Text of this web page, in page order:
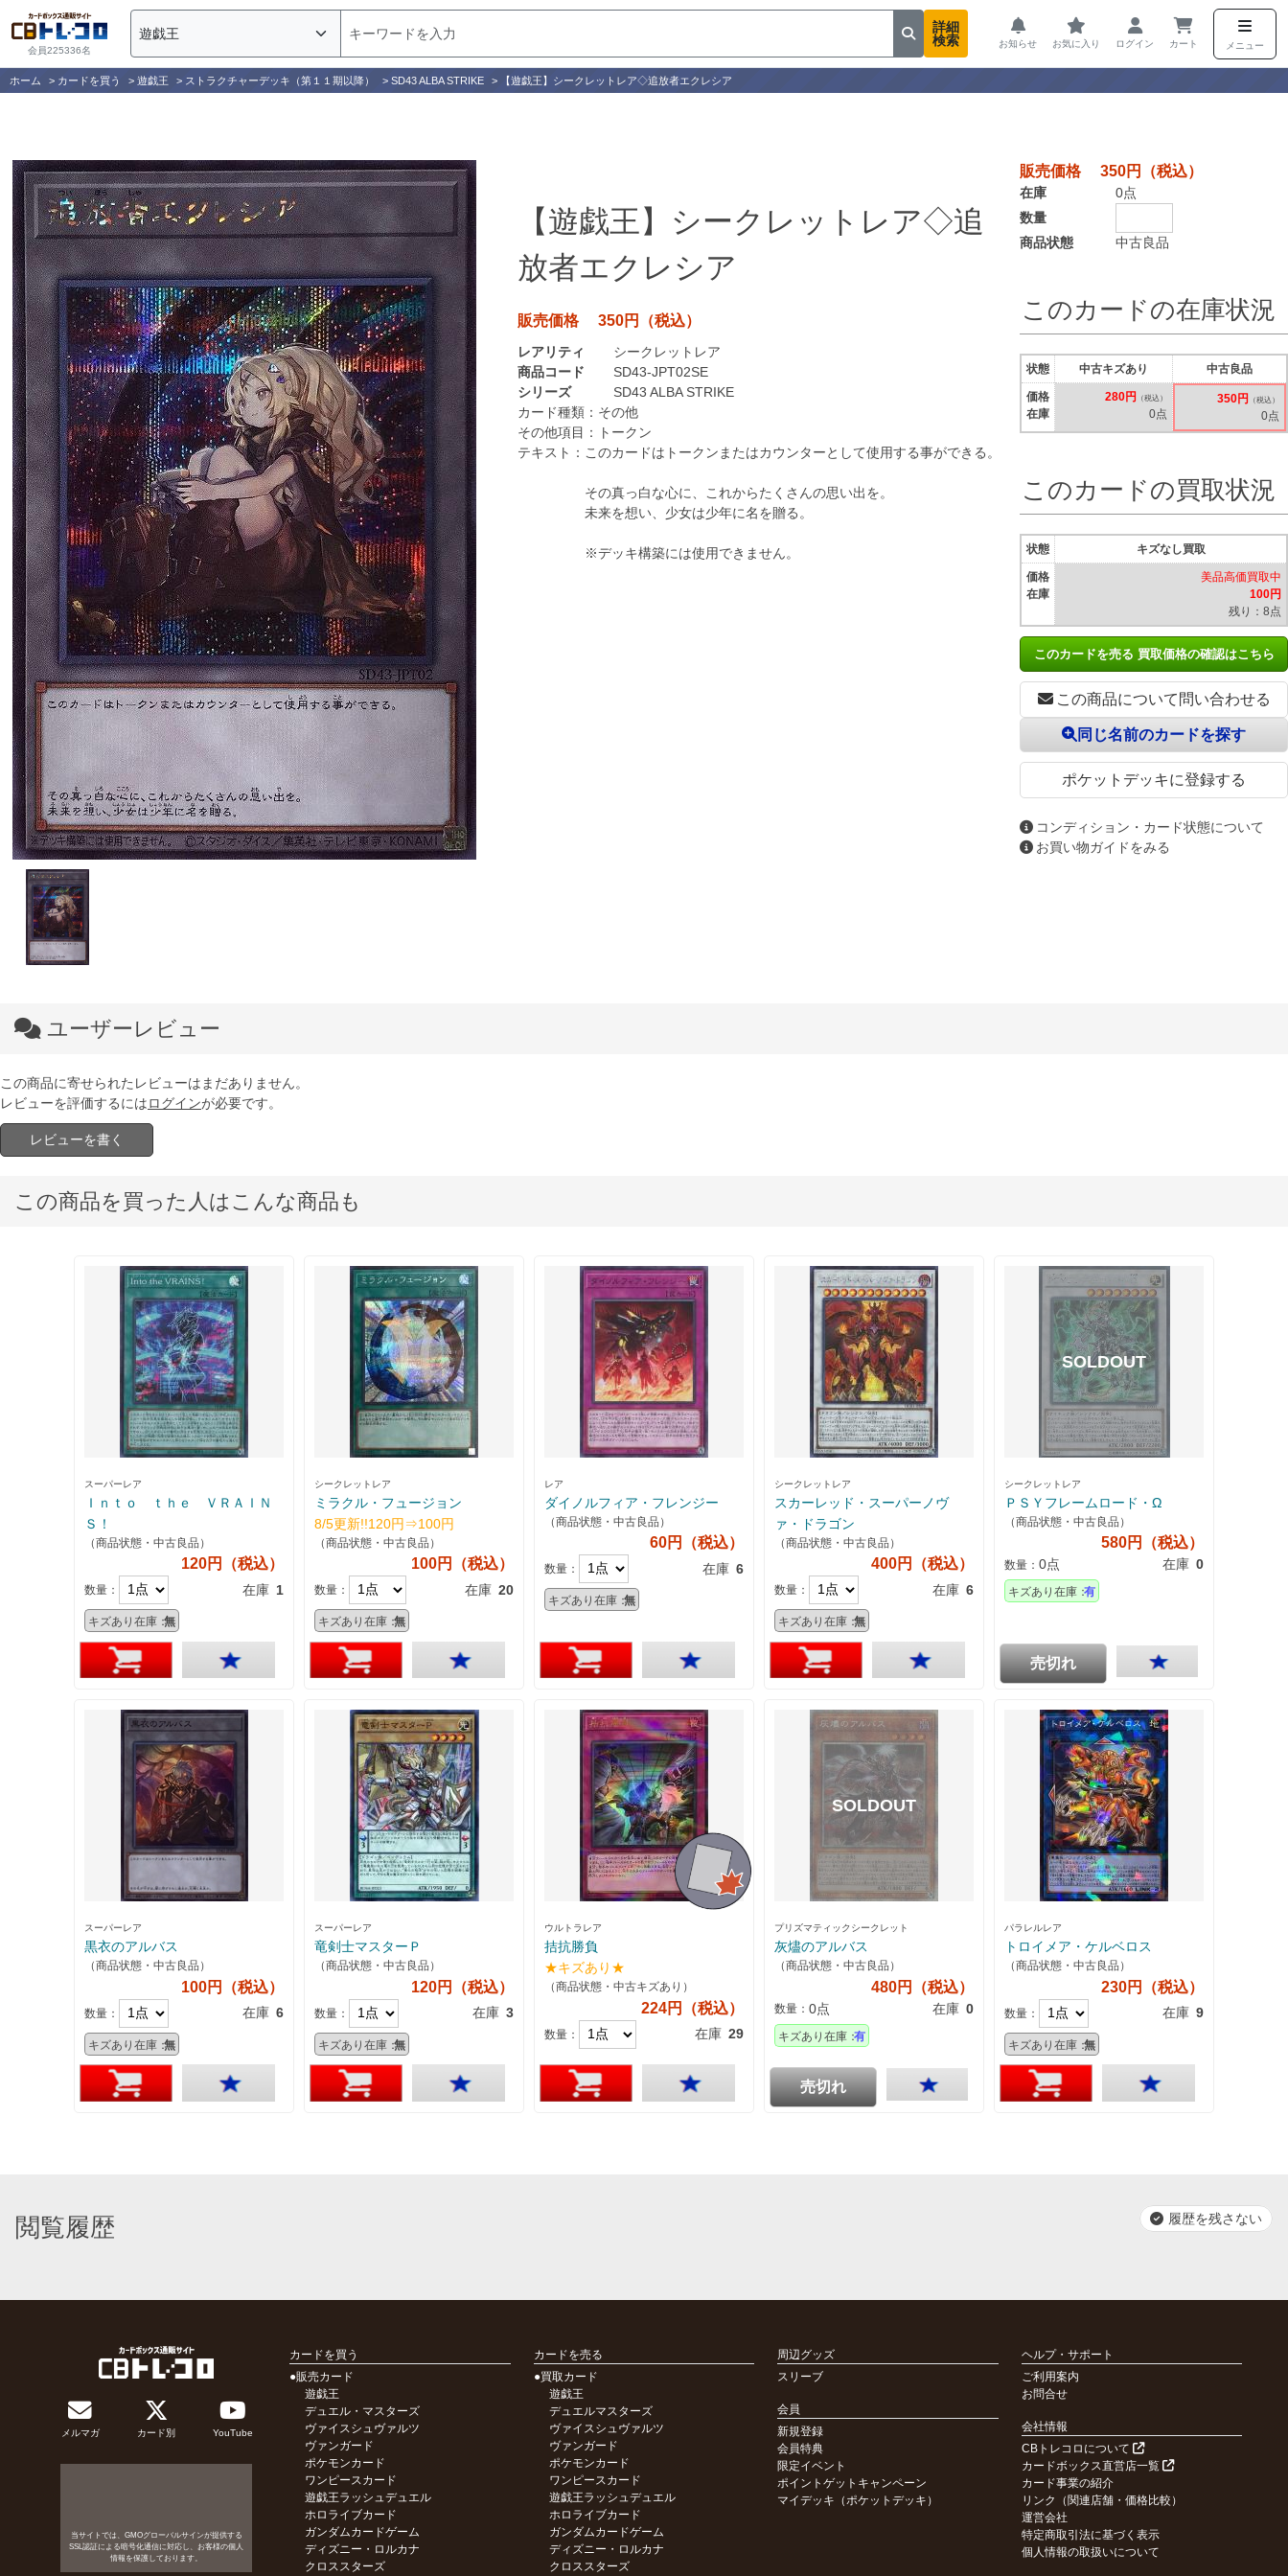
会員225336名
詳細
検索
お知らせ お気に入り ログイン カート メニュー
ホーム > カードを買う > 遊戯王 > ストラクチャーデッキ（第１１期以降） > SD43 ALBA STRIKE > 【遊戯王】シークレットレア◇追放者エクレシア
【遊戯王】シークレットレア◇追
放者エクレシア
販売価格 350円（税込）
レアリティ
シークレットレア
商品コード
SD43-JPT02SE
シリーズ
SD43 ALBA STRIKE
カード種類： その他
その他項目：
トークン
テキスト： このカードはトークンまたはカウンターとして使用する事ができる。
その真っ白な心に、これからたくさんの思い出を。
未来を想い、少女は少年に名を贈る。
※デッキ構築には使用できません。
販売価格 350円（税込）
商品状態 中古良品
在庫
0点
数量
この商品について問い合わせる
ポケットデッキに登録する
同じ名前のカードを探す
コンディション・カード状態について
お買い物ガイドをみる
このカードの在庫状況
状態
価格
在庫
中古キズあり
280円 （税込）
0点
中古良品
350円 （税込）
0点
このカードの買取状況
状態
価格
在庫
キズなし買取
美品高価買取中
100円
残り：8点
このカードを売る 買取価格の確認はこちら
ユーザーレビュー
この商品に寄せられたレビューはまだありません。
レビューを評価するにはログインが必要です。
レビューを書く
この商品を買った人はこんな商品も
スーパーレア
Ｉｎｔｏ ｔｈｅ ＶＲＡＩＮ
Ｓ！
（商品状態・中古良品）
120円（税込）
数量： 在庫 1
キズあり在庫：無
シークレットレア
ミラクル・フュージョン
8/5更新!!120円⇒100円
（商品状態・中古良品）
100円（税込）
数量： 在庫 20
キズあり在庫：無
レア
ダイノルフィア・フレンジー
（商品状態・中古良品）
60円（税込）
数量： 在庫 6
キズあり在庫：無
シークレットレア
スカーレッド・スーパーノヴ
ァ・ドラゴン
（商品状態・中古良品）
400円（税込）
数量： 在庫 6
キズあり在庫：無
シークレットレア
ＰＳＹフレームロード・Ω
（商品状態・中古良品）
580円（税込）
数量： 0点 在庫 0
キズあり在庫：有
売切れ
スーパーレア
黒衣のアルバス
（商品状態・中古良品）
100円（税込）
数量： 在庫 6
キズあり在庫：無
スーパーレア
竜剣士マスターＰ
（商品状態・中古良品）
120円（税込）
数量： 在庫 3
キズあり在庫：無
ウルトラレア
拮抗勝負
★キズあり★
（商品状態・中古キズあり）
224円（税込）
数量： 在庫 29
プリズマティックシークレット
灰燼のアルバス
（商品状態・中古良品）
480円（税込）
数量： 0点 在庫 0
キズあり在庫：有
売切れ
パラレルレア
トロイメア・ケルベロス
（商品状態・中古良品）
230円（税込）
数量： 在庫 9
キズあり在庫：無
閲覧履歴 履歴を残さない
メルマガ カード別 YouTube
当サイトでは、GMOグローバルサインが提供する
SSL認証による暗号化通信に対応し、お客様の個人
情報を保護しております。
カードを買う
●販売カード
遊戯王
デュエル・マスターズ
ヴァイスシュヴァルツ
ヴァンガード
ポケモンカード
ワンピースカード
遊戯王ラッシュデュエル
ホロライブカード
ガンダムカードゲーム
ディズニー・ロルカナ
クロススターズ
カードを売る
●買取カード
遊戯王
デュエルマスターズ
ヴァイスシュヴァルツ
ヴァンガード
ポケモンカード
ワンピースカード
遊戯王ラッシュデュエル
ホロライブカード
ガンダムカードゲーム
ディズニー・ロルカナ
クロススターズ
周辺グッズ
スリーブ
会員
新規登録
会員特典
限定イベント
ポイントゲットキャンペーン
マイデッキ（ポケットデッキ）
ヘルプ・サポート
ご利用案内
お問合せ
会社情報
CBトレコロについて
カードボックス直営店一覧
カード事業の紹介
リンク（関連店舗・価格比較）
運営会社
特定商取引法に基づく表示
個人情報の取扱いについて